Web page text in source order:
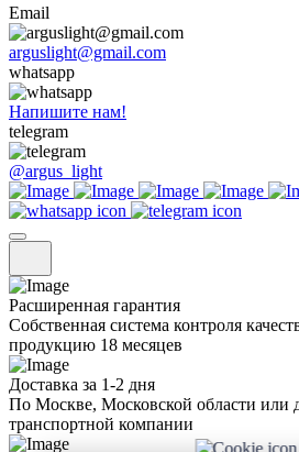
Email
arguslight@gmail.com
whatsapp
Напишите нам!
telegram
@argus_light
Расширенная гарантия
Собственная система контроля
продукцию 18 месяцев
Доставка за 1-2 дня
По Москве, Московской области или
транспортной компании